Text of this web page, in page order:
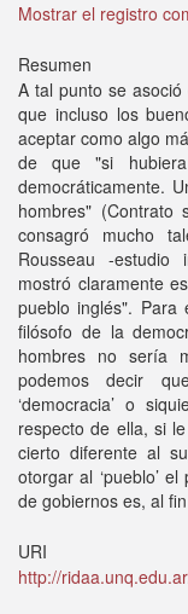
Mostrar el registro
Resumen
A tal punto se
que incluso los
aceptar como algo
de que "si
democráticamente.
hombres"
consagró mucho
Rousseau -estudio
mostró claramente
pueblo inglés". Para
filósofo de la
hombres no sería
podemos decir
‘democracia’ o
respecto de ella, si
cierto diferente al
otorgar al ‘pueblo’
de gobiernos es, al
URI
http://